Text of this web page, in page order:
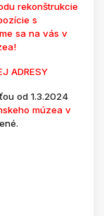
rekonštrukcie
s
sa na vás v
ADRESY
od 1.3.2024
múzea v